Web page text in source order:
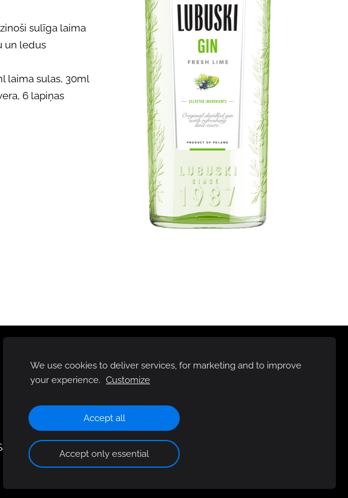
sulīga laima
un ledus
laima sulas, 30ml
6 lapiņas
We use cookies to deliver services, for marketing and to improve
your experience. Customize
Accept all
Accept only essential